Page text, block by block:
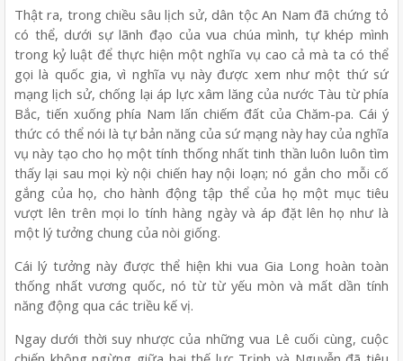
Thật ra, trong chiều sâu lịch sử, dân tộc An Nam đã chứng tỏ
có thể, dưới sự lãnh đạo của vua chúa mình, tự khép mình
trong kỷ luật để thực hiện một nghĩa vụ cao cả mà ta có thể
gọi là quốc gia, vì nghĩa vụ này được xem như một thứ sứ
mạng lịch sử, chống lại áp lực xâm lăng của nước Tàu từ phía
Bắc, tiến xuống phía Nam lấn chiếm đất của Chăm-pa. Cái ý
thức có thể nói là tự bản năng của sứ mạng này hay của nghĩa
vụ này tạo cho họ một tính thống nhất tinh thần luôn luôn tìm
thấy lại sau mọi kỳ nội chiến hay nội loạn; nó gắn cho mỗi cố
gắng của họ, cho hành động tập thể của họ một mục tiêu
vượt lên trên mọi lo tính hàng ngày và áp đặt lên họ như là
một lý tưởng chung của nòi giống.
Cái lý tưởng này được thể hiện khi vua Gia Long hoàn toàn
thống nhất vương quốc, nó từ từ yếu mòn và mất dần tính
năng động qua các triều kế vị.
Ngay dưới thời suy nhược của những vua Lê cuối cùng, cuộc